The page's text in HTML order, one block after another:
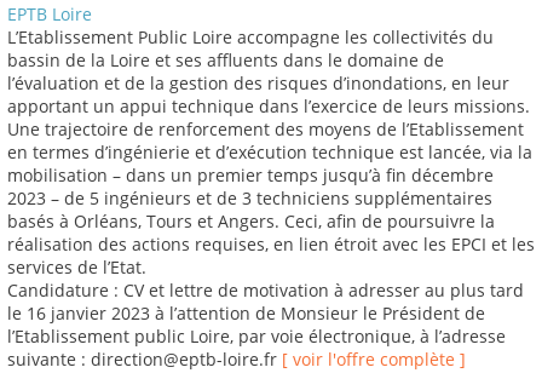
EPTB Loire
L’Etablissement Public Loire accompagne les collectivités du
bassin de la Loire et ses affluents dans le domaine de
l’évaluation et de la gestion des risques d’inondations, en leur
apportant un appui technique dans l’exercice de leurs missions.
Une trajectoire de renforcement des moyens de l’Etablissement
en termes d’ingénierie et d’exécution technique est lancée, via la
mobilisation – dans un premier temps jusqu’à fin décembre
2023 – de 5 ingénieurs et de 3 techniciens supplémentaires
basés à Orléans, Tours et Angers. Ceci, afin de poursuivre la
réalisation des actions requises, en lien étroit avec les EPCI et les
services de l’Etat.
Candidature : CV et lettre de motivation à adresser au plus tard
le 16 janvier 2023 à l’attention de Monsieur le Président de
l’Etablissement public Loire, par voie électronique, à l’adresse
suivante : direction@eptb-loire.fr [ voir l'offre complète ]